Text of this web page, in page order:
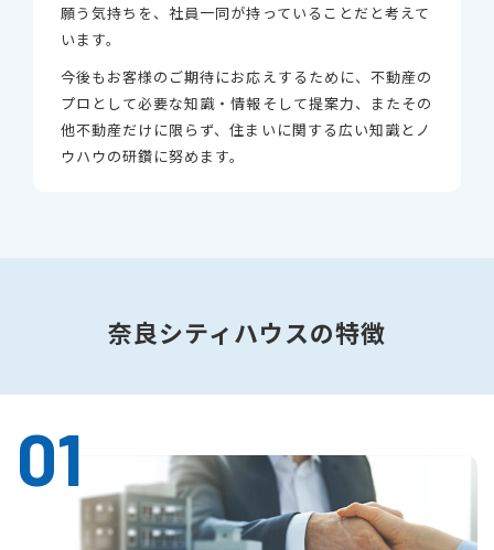
願う気持ちを、社員一同が持っていることだと考えて
います。
今後もお客様のご期待にお応えするために、不動産の
プロとして必要な知識・情報そして提案力、 またその
他不動産だけに限らず、住まいに関する広い知識とノ
ウハウの研鑽に努めます。
奈良シティハウスの特徴
01